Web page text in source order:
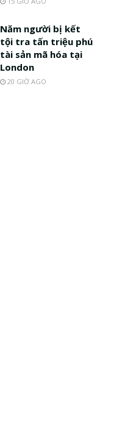
Năm người bị kết
tội tra tấn triệu phú
tài sản mã hóa tại
London
20 GIỜ AGO